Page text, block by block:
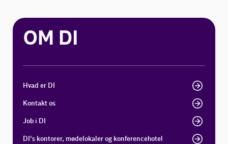
OM DI
Hvad er DI
Kontakt os
Job i DI
DI's kontorer, mødelokaler og konferencehotel